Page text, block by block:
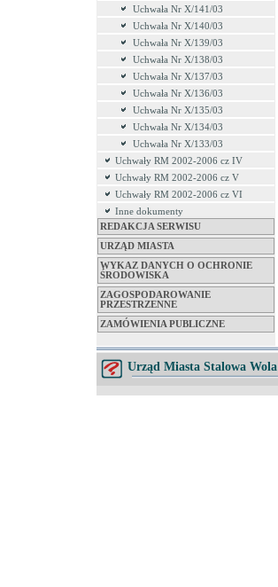
Uchwała Nr X/141/03
Uchwała Nr X/140/03
Uchwała Nr X/139/03
Uchwała Nr X/138/03
Uchwała Nr X/137/03
Uchwała Nr X/136/03
Uchwała Nr X/135/03
Uchwała Nr X/134/03
Uchwała Nr X/133/03
Uchwały RM 2002-2006 cz IV
Uchwały RM 2002-2006 cz V
Uchwały RM 2002-2006 cz VI
Inne dokumenty
REDAKCJA SERWISU
URZĄD MIASTA
WYKAZ DANYCH O OCHRONIE
ŚRODOWISKA
ZAGOSPODAROWANIE
PRZESTRZENNE
ZAMÓWIENIA PUBLICZNE
Urząd Miasta Stalowa Wola